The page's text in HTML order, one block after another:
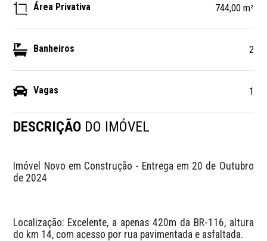
Área Privativa 744,00 m²
Banheiros 2
Vagas 1
DESCRIÇÃO DO IMÓVEL
Imóvel Novo em Construção - Entrega em 20 de Outubro
de 2024
Localização: Excelente, a apenas 420m da BR-116, altura
do km 14, com acesso por rua pavimentada e asfaltada.